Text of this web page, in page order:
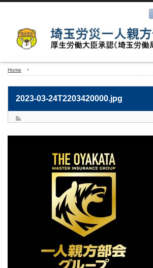
Home
2023-03-24T2203420000.jpg